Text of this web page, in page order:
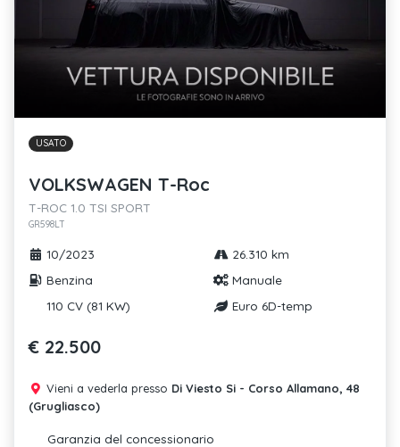
USATO
VOLKSWAGEN T-Roc
T-ROC 1.0 TSI SPORT
GR598LT
10/2023
26.310 km
Benzina
Manuale
110 CV (81 KW)
Euro 6D-temp
€ 22.500
Vieni a vederla presso Di Viesto Si - Corso Allamano, 48
(Grugliasco)
Garanzia del concessionario